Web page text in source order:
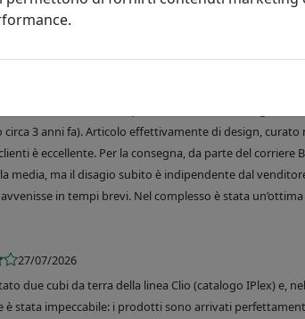
circa 3 anni fa). Articolo effettivamente di design,
è eccellente. Per la consegna, da parte del
media, ma il disagio subito è indipendente dal
in tempi brevi. Nel complesso è stata
27/07/2026
due cubi da terra della linea Clio (catalogo IPlex) e,
è stata impeccabile: i prodotti sono arrivati